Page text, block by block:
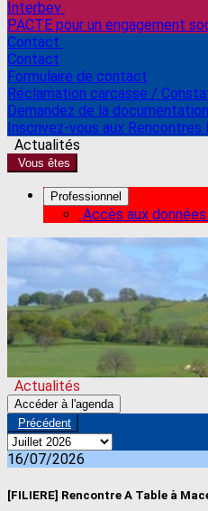
Interbev
PACTE pour un engagement
Contact
Contact
Formulaire de contact
Réclamation carcasse /
Demandez de la documentation
Inscrivez-vous aux
Actualités
Vous êtes
Professionnel
Accès aux
Actualités
Accéder à l'agenda
Précédent
16/07/2026
[FILIERE] Rencontre A Table à